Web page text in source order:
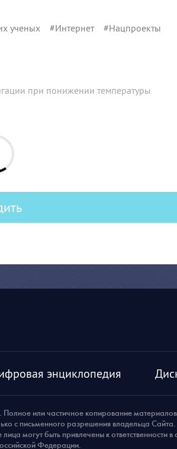
ученых #Интернет#Нацпроекты
при понижении температуры
энциклопедия
или частичное копирование
с письменного разрешения владельца
могут быть привлечены к ответственности в
Федерации.